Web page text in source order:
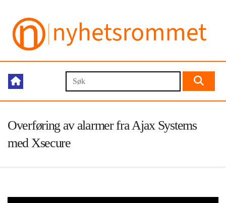
Overføring av alarmer fra Ajax Systems
med Xsecure